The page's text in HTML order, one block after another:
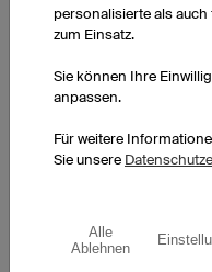
1 Mio. m²
Bewegung und
personalisierte als
zum Einsatz.
Sie können Ihre
anpassen.
Für weitere
Sie unsere
Alle
Ablehnen